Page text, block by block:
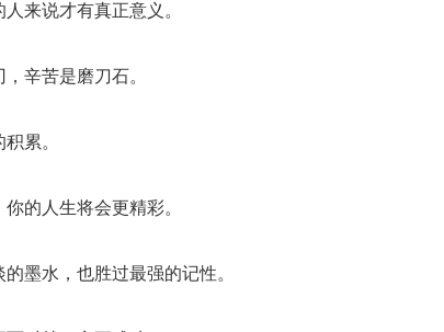
来说才有真正意义。
辛苦是磨刀石。
累。
的人生将会更精彩。
墨水，也胜过最强的记性。